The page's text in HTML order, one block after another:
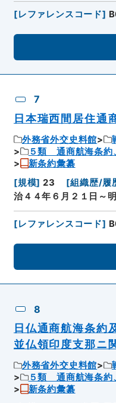
[レファレンスコード]
7
日本瑞西間居住通
外務省外交史料館
５類 通商航海条約
新条約彙纂
[規模] 23 [組織歴/履
治４４年６月２１日～
[レファレンスコード]
8
日仏通商航海条約
並仏領印度支那ニ
外務省外交史料館
５類 通商航海条約
新条約彙纂